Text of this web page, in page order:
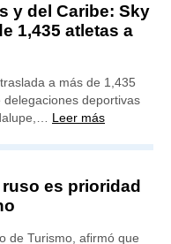
y del Caribe: Sky
1,435 atletas a
a más de 1,435
deportivas
Leer más
es prioridad
de Turismo, afirmó que